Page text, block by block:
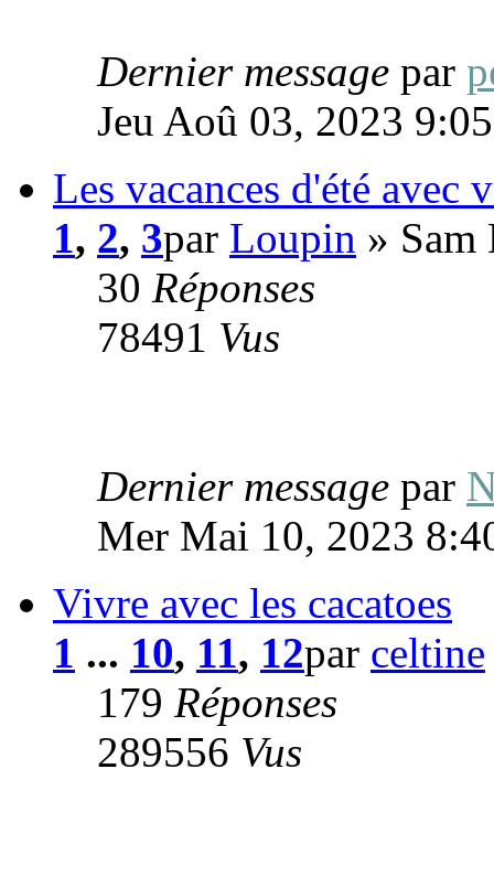
Dernier message par
Jeu Aoû 03, 2023
Les vacances d'été avec
1, 2, 3par Loupin » Sam
30 Réponses
78491 Vus
Dernier message par
Mer Mai 10, 2023
Vivre avec les cacatoes
1 ... 10, 11, 12par celtine
179 Réponses
289556 Vus